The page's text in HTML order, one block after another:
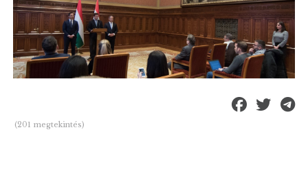
(201 megtekintés)